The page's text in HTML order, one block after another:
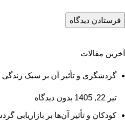
آخرین مقالات
گردشگری و تأثیر آن بر سبک زندگی
تیر 22, 1405 بدون دیدگاه
کودکان و تأثیر آن‌ها بر بازاریابی